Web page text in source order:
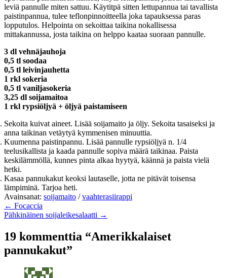
leviä pannulle miten sattuu. Käytitpä sitten lettupannua tai tavallista
paistinpannua, tulee teflonpinnoitteella joka tapauksessa paras
lopputulos. Helpointa on sekoittaa taikina nokallisessa
mittakannussa, josta taikina on helppo kaataa suoraan pannulle.
3 dl vehnäjauhoja
0,5 tl soodaa
0,5 tl leivinjauhetta
1 rkl sokeria
0,5 tl vaniljasokeria
3,25 dl soijamaitoa
1 rkl rypsiöljyä + öljyä paistamiseen
Sekoita kuivat aineet. Lisää soijamaito ja öljy. Sekoita tasaiseksi ja
anna taikinan vetäytyä kymmenisen minuuttia.
Kuumenna paistinpannu. Lisää pannulle rypsiöljyä n. 1/4
teelusikallista ja kaada pannulle sopiva määrä taikinaa. Paista
keskilämmöllä, kunnes pinta alkaa hyytyä, käännä ja paista vielä
hetki.
Kasaa pannukakut keoksi lautaselle, jotta ne pitävät toisensa
lämpiminä. Tarjoa heti.
Avainsanat: soijamaito /vaahterasiirappi
← Focaccia
Pähkinäinen soijaleikesalaatti →
19 kommenttia “Amerikkalaiset
pannukakut”